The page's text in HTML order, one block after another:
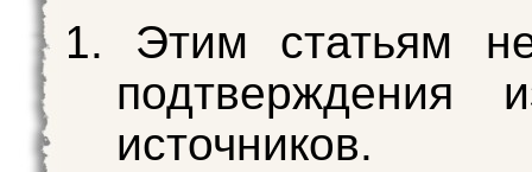
Этим статьям
подтверждения
источников.